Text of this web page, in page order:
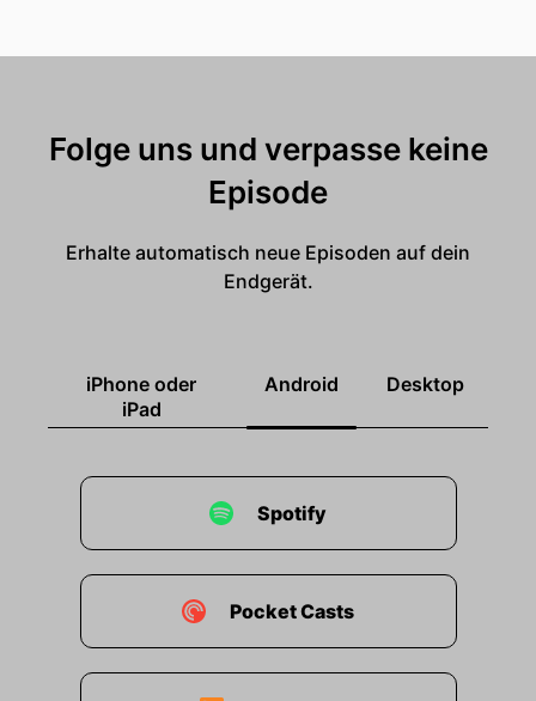
Folge uns und verpasse keine
Episode
Erhalte automatisch neue Episoden auf dein
Endgerät.
iPhone oder
iPad
Android Desktop
Spotify
Pocket Casts